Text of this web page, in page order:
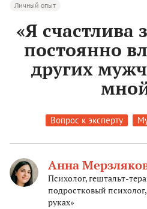
Личный опыт
«Я счастлива
постоянно
других
Вопрос к эксперту
Анна
Психолог, гештальт-
подростковый
руках»